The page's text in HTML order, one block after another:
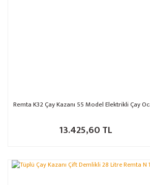
Remta K32 Çay Kazanı 55 Model Elektrikli Çay
13.425,60 TL